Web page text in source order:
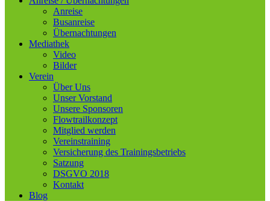
Anreise
Busanreise
Übernachtungen
Mediathek
Video
Bilder
Verein
Über Uns
Unser Vorstand
Unsere Sponsoren
Flowtrailkonzept
Mitglied werden
Vereinstraining
Versicherung des Trainingsbetriebs
Satzung
DSGVO 2018
Kontakt
Blog